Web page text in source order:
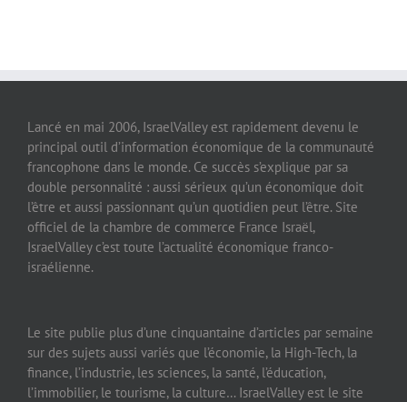
Lancé en mai 2006, IsraelValley est rapidement devenu le
principal outil d’information économique de la communauté
francophone dans le monde. Ce succès s’explique par sa
double personnalité : aussi sérieux qu’un économique doit
l’être et aussi passionnant qu’un quotidien peut l’être. Site
officiel de la chambre de commerce France Israël,
IsraelValley c’est toute l’actualité économique franco-
israélienne.
Le site publie plus d’une cinquantaine d’articles par semaine
sur des sujets aussi variés que l’économie, la High-Tech, la
finance, l’industrie, les sciences, la santé, l’éducation,
l’immobilier, le tourisme, la culture… IsraelValley est le site